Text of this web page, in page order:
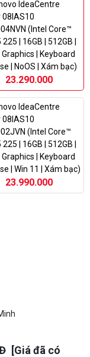
IdeaCentre
08IAS10
(Intel Core™
| 16GB | 512GB |
| Keyboard
| NoOS | Xám bạc)
23.290.000
IdeaCentre
08IAS10
(Intel Core™
225 | 16GB | 512GB |
| Keyboard
| Win 11 | Xám bạc)
23.990.000
[Giá đã có